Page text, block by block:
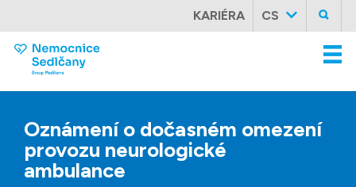
KARIÉRA CS
Oznámení o dočasném omezení
provozu neurologické
ambulance